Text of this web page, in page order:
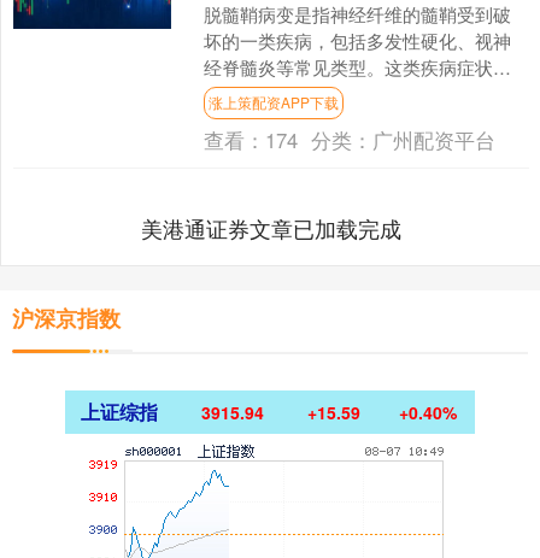
脱髓鞘病变是指神经纤维的髓鞘受到破
坏的一类疾病，包括多发性硬化、视神
经脊髓炎等常见类型。这类疾病症状复
杂多变，早期识别至关重要。以下是脱
髓鞘病变最常见的症状表现....
涨上策配资APP下载
查看： 174 分类： 广州配资平台
美港通证券文章已加载完成
沪深京指数
上证综指 3915.94 +15.59 +0.40%